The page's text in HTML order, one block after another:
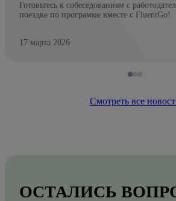
Готовьтесь к собеседованиям с
поездке по программе вместе с FluentGo!
17 марта 2026
Смотреть все
ОСТАЛИСЬ